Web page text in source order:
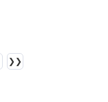
❯❯